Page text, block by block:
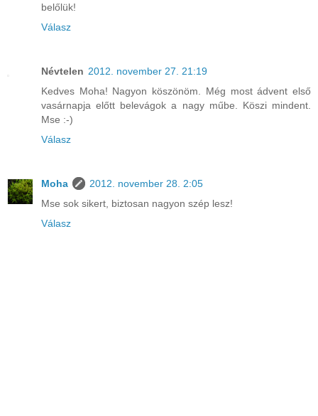
belőlük!
Válasz
Névtelen 2012. november 27. 21:19
Kedves Moha! Nagyon köszönöm. Még most ádvent első
vasárnapja előtt belevágok a nagy műbe. Köszi mindent.
Mse :-)
Válasz
Moha
2012. november 28. 2:05
Mse sok sikert, biztosan nagyon szép lesz!
Válasz